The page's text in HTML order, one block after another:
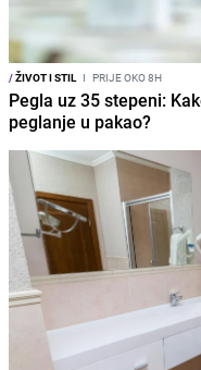
/ŽIVOT I STIL I PRIJE OKO 8H
Pegla uz 35 stepeni:
peglanje u pakao?